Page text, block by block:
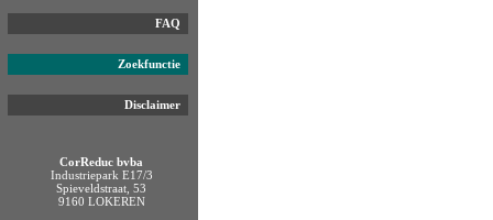
FAQ
Zoekfunctie
Disclaimer
CorReduc bvba
Industriepark E17/3
Spieveldstraat, 53
9160 LOKEREN